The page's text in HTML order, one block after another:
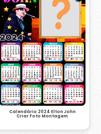
Calendário 2024 Elton John
Criar Foto Montagem